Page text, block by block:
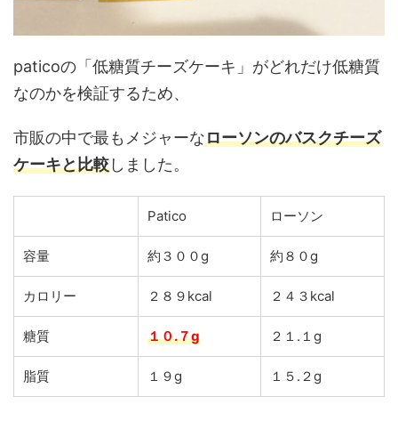
paticoの「低糖質チーズケーキ」がどれだけ低糖質
なのかを検証するため、
市販の中で最もメジャーなローソンのバスクチーズ
ケーキと比較しました。
Patico ローソン
容量 約３００g 約８０g
カロリー ２８９kcal ２４３kcal
糖質 １０.７g ２１.１g
脂質 １９g １５.２g